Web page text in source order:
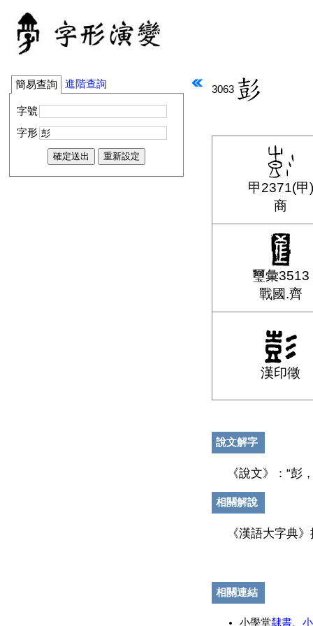
簡易查詢 進階查詢
字號
字形
3063
甲2371(甲)
商
璽彙3513
戰國.齊
漢印徵
說文解字
《說文》：“彭
相關解說
《漢語大字典
相關連結
小學堂隸書